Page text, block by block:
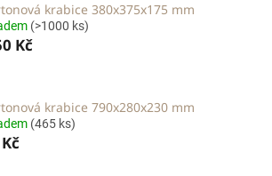
krabice 380x375x175 mm
(>1000 ks)
Kč
krabice 790x280x230 mm
(465 ks)